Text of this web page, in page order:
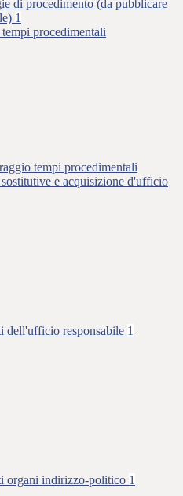
di procedimento (da pubblicare
1
procedimentali
tempi procedimentali
e acquisizione d'ufficio
dell'ufficio responsabile 1
organi indirizzo-politico 1